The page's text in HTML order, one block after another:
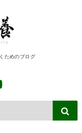
ためのブログ